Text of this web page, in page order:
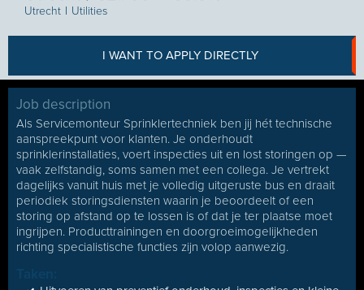
Utrecht I Utilities
I WANT TO APPLY DIRECTLY
Job description
Als Servicemonteur Sprinklertechniek ben jij hét technische
aanspreekpunt voor klanten. Je onderhoudt
sprinklerinstallaties, voert inspecties uit en lost storingen op —
vaak zelfstandig, soms samen met een collega. Je vertrekt
dagelijks vanuit huis met je volledig uitgeruste bus en draait
periodiek storingsdiensten waarin je beoordeelt of een
storing op afstand op te lossen is of dat je ter plaatse moet
ingrijpen. Producttrainingen en doorgroeimogelijkheden
richting specialistische functies zijn volop aanwezig.